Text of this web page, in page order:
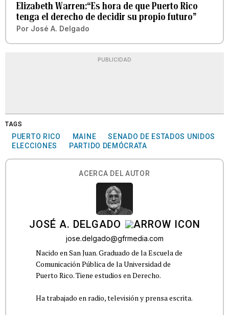
Elizabeth Warren:“Es hora de que Puerto Rico
tenga el derecho de decidir su propio futuro”
Por José A. Delgado
PUBLICIDAD
TAGS
PUERTO RICO MAINE
SENADO DE ESTADOS UNIDOS
ELECCIONES
PARTIDO DEMÓCRATA
ACERCA DEL AUTOR
JOSÉ A. DELGADO
jose.delgado@gfrmedia.com
Nacido en San Juan. Graduado de la Escuela de
Comunicación Pública de la Universidad de
Puerto Rico. Tiene estudios en Derecho.
Ha trabajado en radio, televisión y prensa escrita.